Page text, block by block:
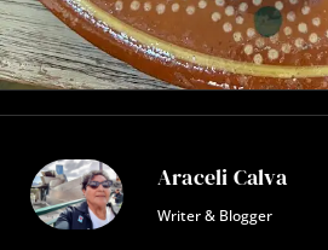
Araceli Calva
Writer & Blogger